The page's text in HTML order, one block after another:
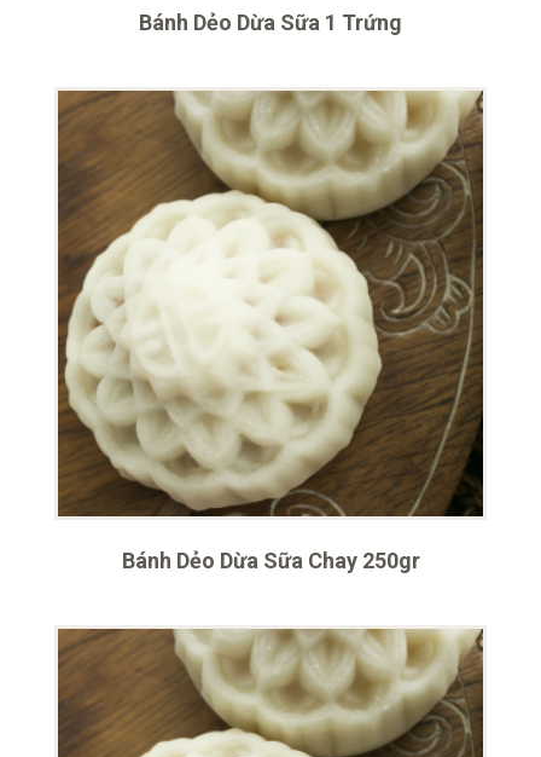
Bánh Dẻo Dừa Sữa 1 Trứng
Bánh Dẻo Dừa Sữa Chay 250gr